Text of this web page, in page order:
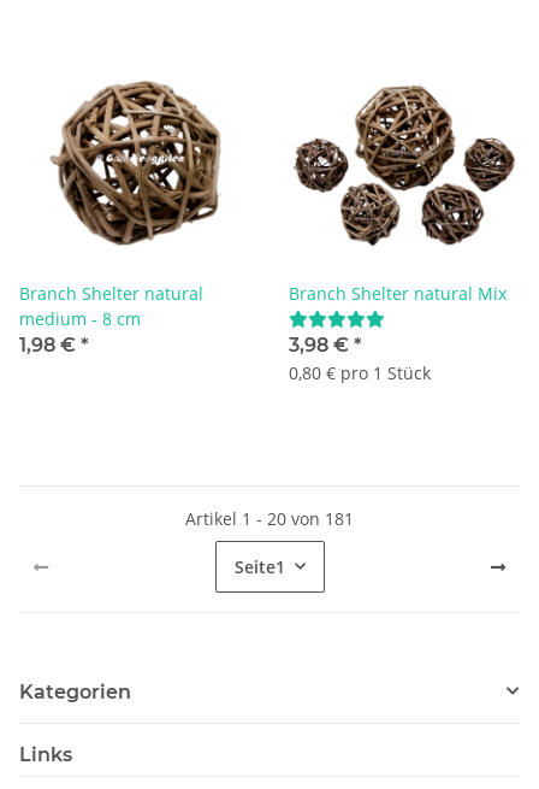
Branch Shelter natural
medium - 8 cm
1,98 € *
Branch Shelter natural Mix
3,98 € *
0,80 € pro 1 Stück
Artikel 1 - 20 von 181
Seite1
Kategorien
Links